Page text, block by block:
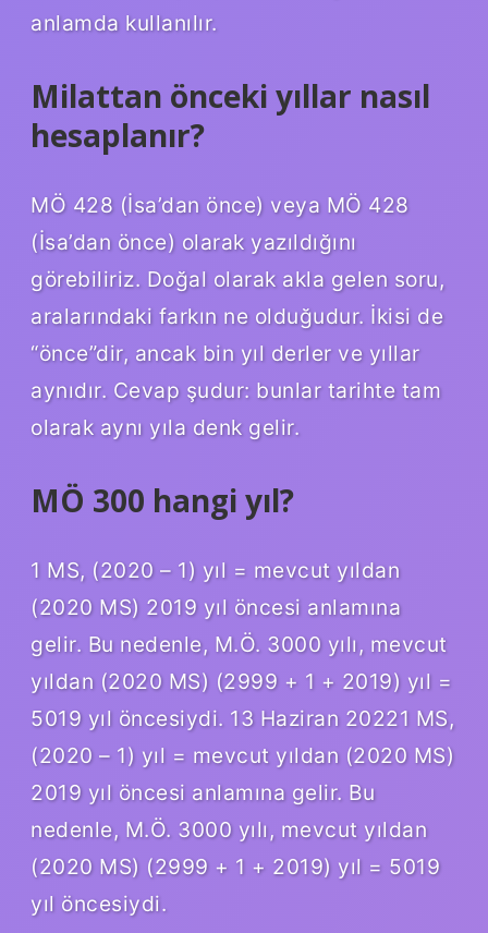
anlamda kullanılır.
Milattan önceki yıllar nasıl
hesaplanır?
MÖ 428 (İsa’dan önce) veya MÖ 428
(İsa’dan önce) olarak yazıldığını
görebiliriz. Doğal olarak akla gelen soru,
aralarındaki farkın ne olduğudur. İkisi de
“önce”dir, ancak bin yıl derler ve yıllar
aynıdır. Cevap şudur: bunlar tarihte tam
olarak aynı yıla denk gelir.
MÖ 300 hangi yıl?
1 MS, (2020 – 1) yıl = mevcut yıldan
(2020 MS) 2019 yıl öncesi anlamına
gelir. Bu nedenle, M.Ö. 3000 yılı, mevcut
yıldan (2020 MS) (2999 + 1 + 2019) yıl =
5019 yıl öncesiydi. 13 Haziran 20221 MS,
(2020 – 1) yıl = mevcut yıldan (2020 MS)
2019 yıl öncesi anlamına gelir. Bu
nedenle, M.Ö. 3000 yılı, mevcut yıldan
(2020 MS) (2999 + 1 + 2019) yıl = 5019
yıl öncesiydi.